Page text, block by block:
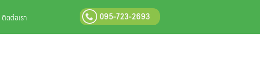
095-723-2693
ติดต่อเรา